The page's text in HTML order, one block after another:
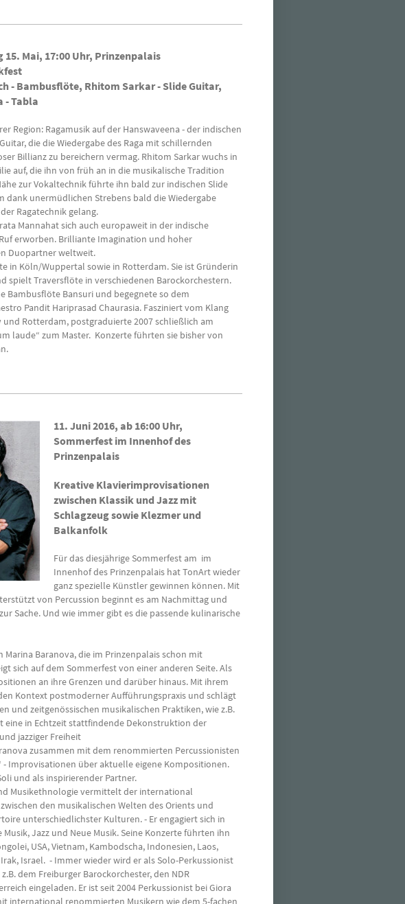
Mai, 17:00 Uhr, Prinzenpalais
- Bambusflöte, Rhitom Sarkar - Slide Guitar,
- Tabla
Region: Ragamusik auf der Hanswaveena - der indischen
die die Wiedergabe des Raga mit schillernden
Billianz zu bereichern vermag. Rhitom Sarkar wuchs in
auf, die ihn von früh an in die musikalische Tradition
zur Vokaltechnik führte ihn bald zur indischen Slide
dank unermüdlichen Strebens bald die Wiedergabe
Ragatechnik gelang.
Mannahat sich auch europaweit in der indische
erworben. Brilliante Imagination und hoher
Duopartner weltweit.
in Köln/Wuppertal sowie in Rotterdam. Sie ist Gründerin
spielt Traversflöte in verschiedenen Barockorchestern.
Bambusflöte Bansuri und begegnete so dem
Pandit Hariprasad Chaurasia. Fasziniert vom Klang
Rotterdam, postgraduierte 2007 schließlich am
laude“ zum Master. Konzerte führten sie bisher von
11. Juni 2016, ab 16:00 Uhr,
Sommerfest im Innenhof des
Prinzenpalais
Kreative Klavierimprovisationen
zwischen Klassik und Jazz mit
Schlagzeug sowie Klezmer und
Balkanfolk
Für das diesjährige Sommerfest am im
Innenhof des Prinzenpalais hat TonArt wieder
ganz spezielle Künstler gewinnen können. Mit
von Percussion beginnt es am Nachmittag und
Sache. Und wie immer gibt es die passende kulinarische
Marina Baranova, die im Prinzenpalais schon mit
sich auf dem Sommerfest von einer anderen Seite. Als
an ihre Grenzen und darüber hinaus. Mit ihrem
Kontext postmoderner Aufführungspraxis und schlägt
und zeitgenössischen musikalischen Praktiken, wie z.B.
eine in Echtzeit stattfindende Dekonstruktion der
jazziger Freiheit
zusammen mit dem renommierten Percussionisten
Improvisationen über aktuelle eigene Kompositionen.
und als inspirierender Partner.
Musikethnologie vermittelt der international
den musikalischen Welten des Orients und
unterschiedlichster Kulturen. - Er engagiert sich in
Jazz und Neue Musik. Seine Konzerte führten ihn
USA, Vietnam, Kambodscha, Indonesien, Laos,
Israel. - Immer wieder wird er als Solo-Perkussionist
dem Freiburger Barockorchester, den NDR
eingeladen. Er ist seit 2004 Perkussionist bei Giora
international renommierten Musikern wie dem 5-fachen